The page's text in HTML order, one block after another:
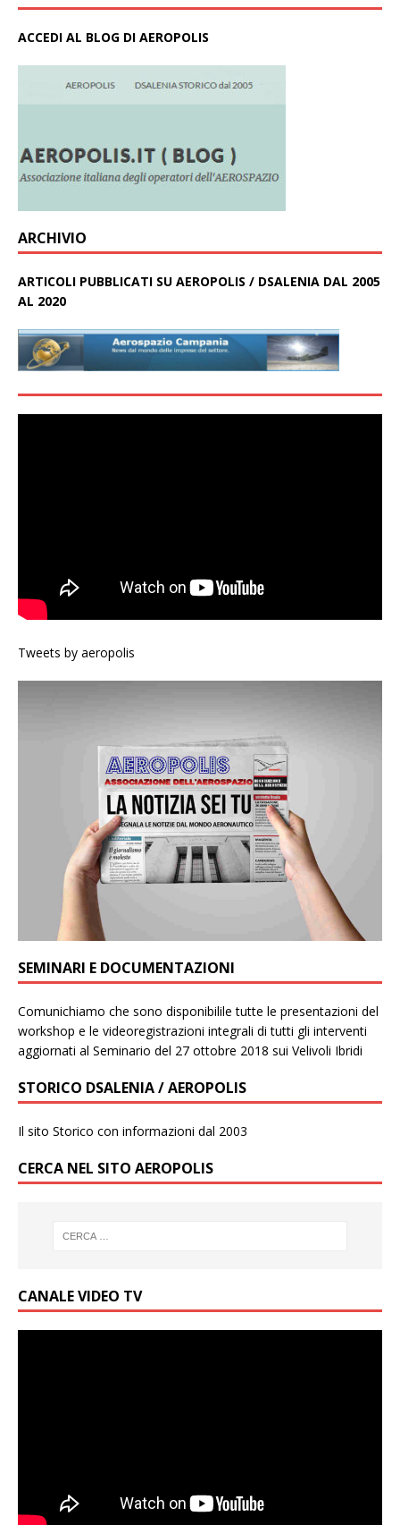
ACCEDI AL BLOG DI AEROPOLIS
ARCHIVIO
ARTICOLI PUBBLICATI SU AEROPOLIS / DSALENIA DAL 2005
AL 2020
Tweets by aeropolis
SEMINARI E DOCUMENTAZIONI
Comunichiamo che sono disponibilile tutte le presentazioni del
workshop e le videoregistrazioni integrali di tutti gli interventi
aggiornati al Seminario del 27 ottobre 2018 sui Velivoli Ibridi
STORICO DSALENIA / AEROPOLIS
Il sito Storico con informazioni dal 2003
CERCA NEL SITO AEROPOLIS
CANALE VIDEO TV